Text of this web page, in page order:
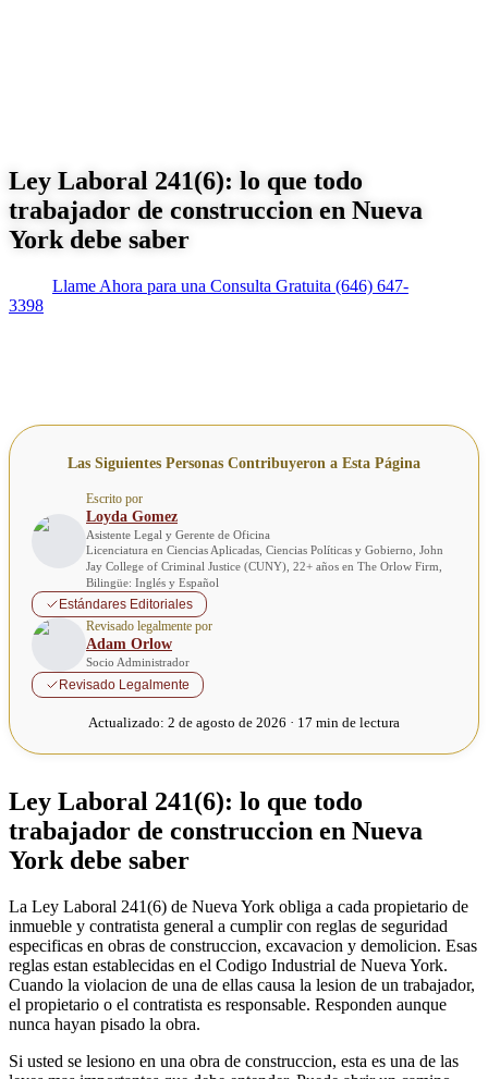
Ley Laboral 241(6): lo que todo
trabajador de construccion en Nueva
York debe saber
Llame Ahora para una Consulta Gratuita (646) 647-
3398
Las Siguientes Personas Contribuyeron a Esta Página
Escrito por
Loyda Gomez
Asistente Legal y Gerente de Oficina
Licenciatura en Ciencias Aplicadas, Ciencias Políticas y Gobierno, John
Jay College of Criminal Justice (CUNY), 22+ años en The Orlow Firm,
Bilingüe: Inglés y Español
Estándares Editoriales
Revisado legalmente por
Adam Orlow
Socio Administrador
Revisado Legalmente
Actualizado: 2 de agosto de 2026 · 17 min de lectura
Ley Laboral 241(6): lo que todo
trabajador de construccion en Nueva
York debe saber
La Ley Laboral 241(6) de Nueva York obliga a cada propietario de
inmueble y contratista general a cumplir con reglas de seguridad
especificas en obras de construccion, excavacion y demolicion. Esas
reglas estan establecidas en el Codigo Industrial de Nueva York.
Cuando la violacion de una de ellas causa la lesion de un trabajador,
el propietario o el contratista es responsable. Responden aunque
nunca hayan pisado la obra.
Si usted se lesiono en una obra de construccion, esta es una de las